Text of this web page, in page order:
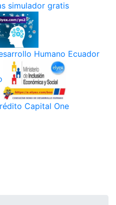
simulador gratis
Humano Ecuador
Capital One